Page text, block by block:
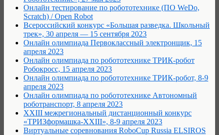
Онлайн тестирование по робототехнике (ПО WeDo,
Scratch) / Open Robot
Всероссийский конкурс «Большая разведка. Школьный
трек», 30 апреля — 15 сентября 2023
Онлайн олимпиада Первоклассный электронщик, 15
апреля 2023
Онлайн олимпиада по робототехнике ТРИК-робот
Робокросс, 15 апреля 2023
Онлайн олимпиада по робототехнике ТРИК-робот, 8-9
апреля 2023
Онлайн олимпиада по робототехнике Автономный
роботранспорт, 8 апреля 2023
XXIII межрегиональный дистанционный конкурс
«ТРИЗформашка-XXIII», 8-9 апреля 2023
Виртуальные соревнования RoboCup Russia ELSIROS